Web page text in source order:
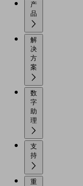
产
解
决
方
数
字
助
支
重